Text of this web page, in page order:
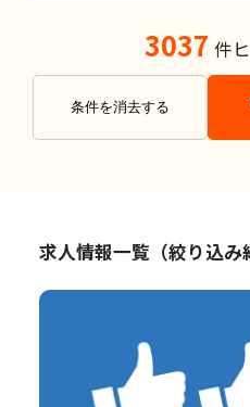
3037 件
条件を消去する
求人情報一覧（絞り込み